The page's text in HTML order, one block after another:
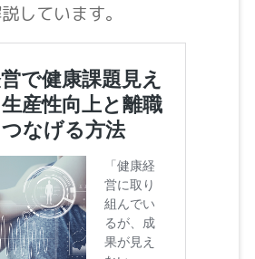
しています。